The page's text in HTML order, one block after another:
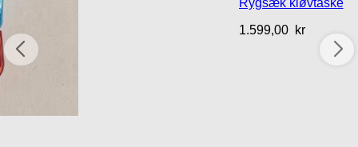
Rygsæk kløvtaske
1.599,00 kr